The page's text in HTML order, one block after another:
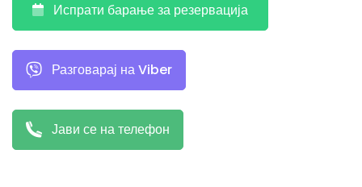
Испрати барање за резервација
Разговарај на Viber
Јави се на телефон